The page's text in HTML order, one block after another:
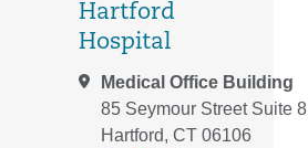
Hartford
Hospital
Medical Office Building
85 Seymour Street Suite
Hartford, CT 06106